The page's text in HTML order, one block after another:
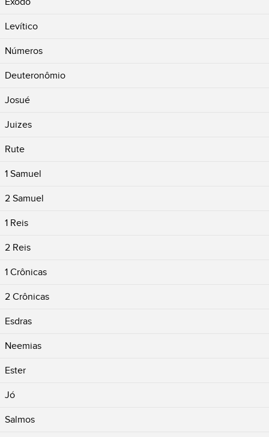
Levítico
Números
Deuteronômio
Josué
Juizes
Rute
1 Samuel
2 Samuel
1 Reis
2 Reis
1 Crônicas
2 Crônicas
Esdras
Neemias
Ester
Jó
Salmos